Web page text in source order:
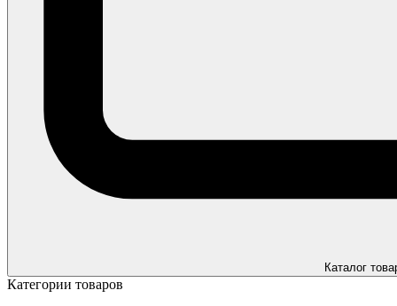
Каталог
Категории товаров